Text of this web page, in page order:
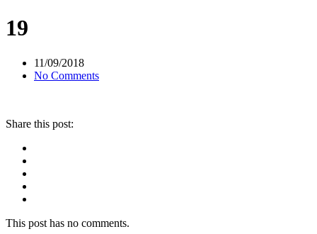
19
11/09/2018
No Comments
Share this post:
This post has no comments.